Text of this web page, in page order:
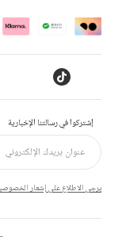
إشتركوا في رسالتنا الإخبارية
يرجى الاطلاع على إشعار